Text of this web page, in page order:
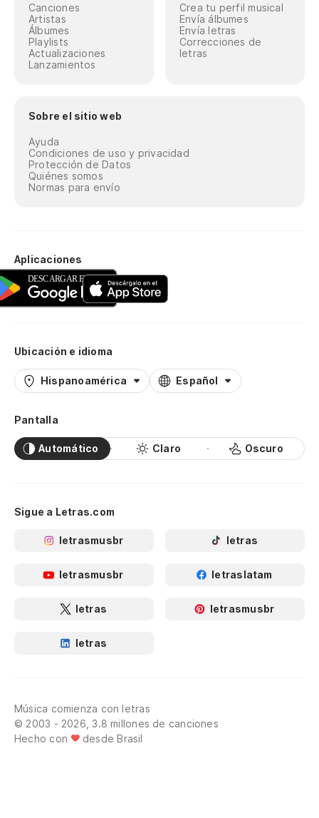
Canciones
Artistas
Álbumes
Playlists
Actualizaciones
Lanzamientos
Crea tu perfil musical
Envía álbumes
Envía letras
Correcciones de
letras
Sobre el sitio web
Ayuda
Condiciones de uso y privacidad
Protección de Datos
Quiénes somos
Normas para envío
Aplicaciones
Ubicación e idioma
Hispanoamérica Español
Pantalla
Automático Claro Oscuro
Sigue a Letras.com
letrasmusbr letras
letrasmusbr letraslatam
letras letrasmusbr
letras
Música comienza con letras
© 2003 - 2026, 3.8 millones de canciones
Hecho con
desde Brasil